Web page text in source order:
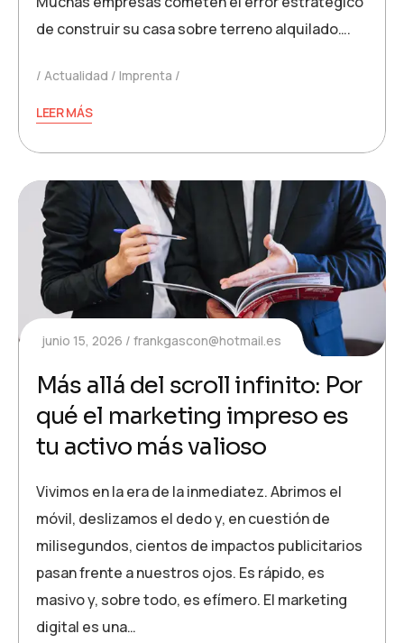
de construir su casa sobre terreno alquilado….
Actualidad Imprenta
LEER MÁS
junio 15, 2026 frankgascon@hotmail.es
Más allá del scroll infinito: Por
qué el marketing impreso es
tu activo más valioso
Vivimos en la era de la inmediatez. Abrimos el
móvil, deslizamos el dedo y, en cuestión de
milisegundos, cientos de impactos publicitarios
pasan frente a nuestros ojos. Es rápido, es
masivo y, sobre todo, es efímero. El marketing
digital es una…